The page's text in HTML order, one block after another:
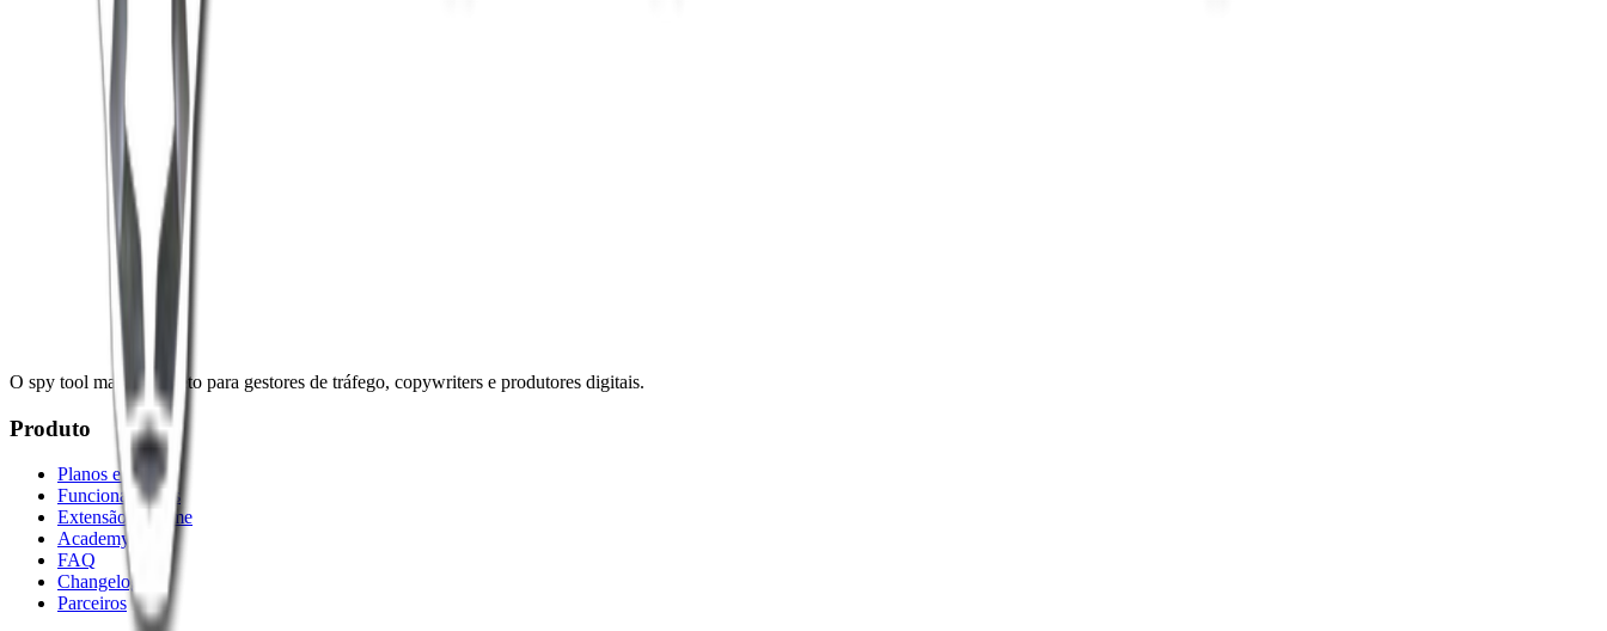
Funciona em qualquer idioma?
Tem limite de uso?
A IA escreve o anúncio pra mim?
Ainda tem dúvidas?
Entre em contato →
O spy tool mais completo para gestores de tráfego, copywriters e produtores digitais.
Produto
Planos e Preços
Funcionalidades
Extensão Chrome
Academy
FAQ
Changelog
Parceiros